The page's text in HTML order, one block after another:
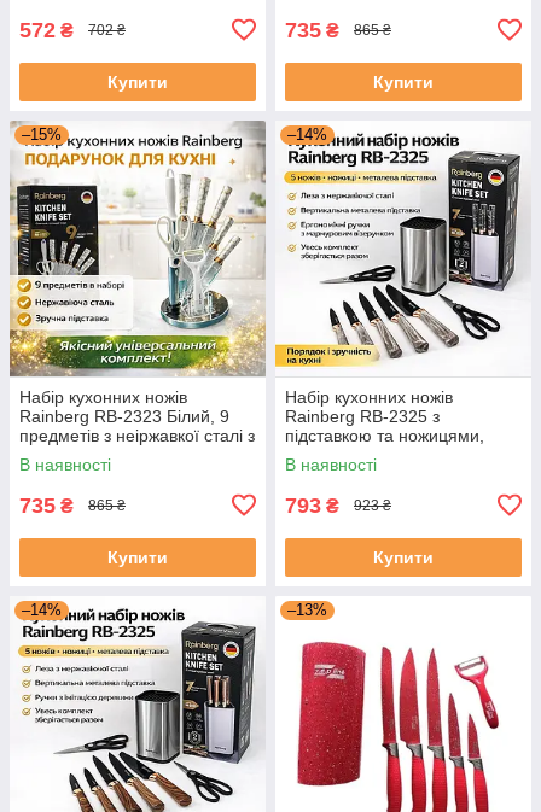
572 ₴ 702 ₴
Купити
735 ₴ 865 ₴
Купити
–15%
Набір кухонних ножів
Rainberg RB-2323 Білий, 9
предметів з неіржавкої сталі з
підставкою
В наявності
735 ₴ 865 ₴
Купити
–14%
Набір кухонних ножів
Rainberg RB-2325 з
підставкою та ножицями,
ножі з нержавіючої сталі, 9
предметів, сірий
В наявності
793 ₴ 923 ₴
Купити
–14% –13%